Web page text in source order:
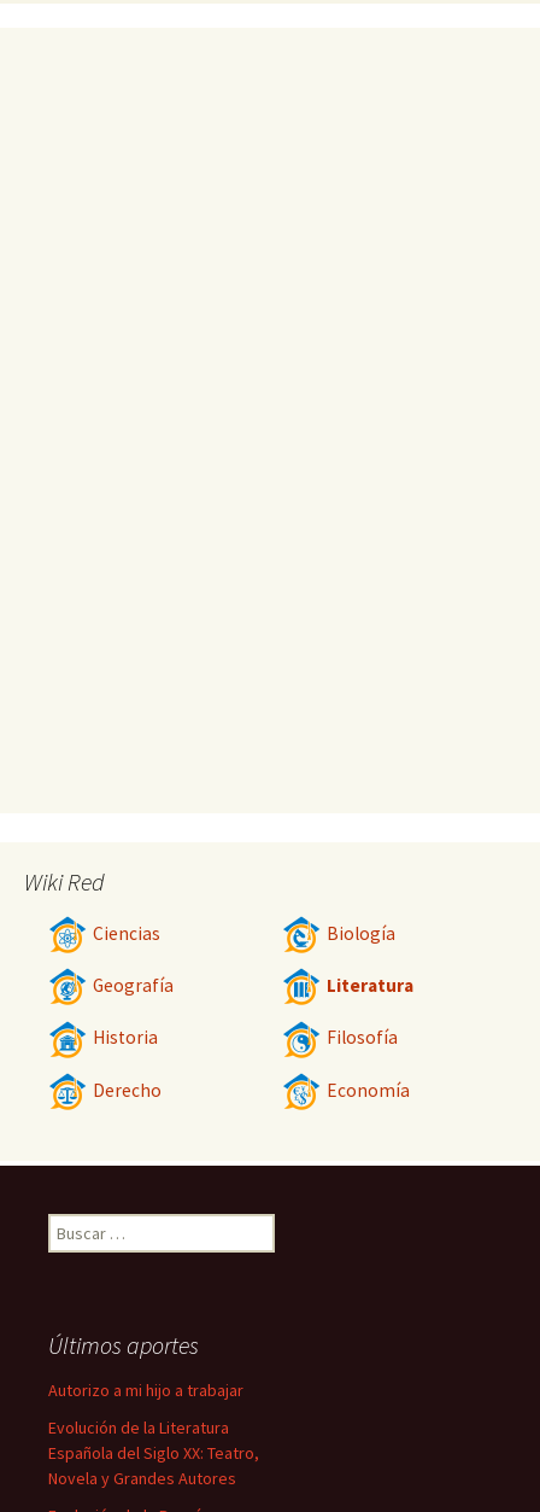
Wiki Red
Ciencias Biología
Geografía Literatura
Historia Filosofía
Derecho Economía
Buscar:
Últimos aportes
Autorizo a mi hijo a trabajar
Evolución de la Literatura
Española del Siglo XX: Teatro,
Novela y Grandes Autores